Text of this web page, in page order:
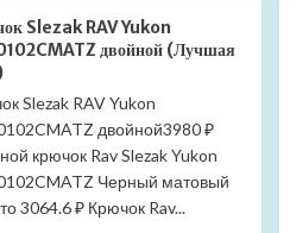
цена)
унитаза
Gustavsberg
Cedo
Toscana
микролифт
цена)
Slezak RAV Yukon
двойной (Лучшая
Slezak RAV Yukon
двойной3980 ₽
крючок Rav Slezak Yukon
Черный матовый
3064.6 ₽ Крючок Rav...